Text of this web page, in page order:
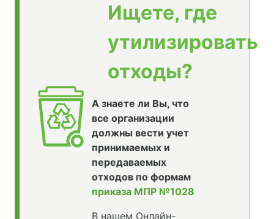
Ищете, где
утилизировать
отходы?
А знаете ли Вы, что
все организации
должны вести учет
принимаемых и
передаваемых
отходов по формам
приказа МПР №1028
В нашем Онлайн-